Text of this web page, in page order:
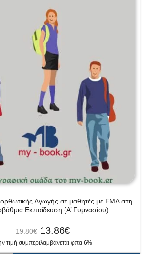
Αγωγής σε μαθητές με ΕΜΔ στη
Εκπαίδευση (Α’ Γυμνασίου)
19.80€ 13.86€
τιμή συμπεριλαμβάνεται φπα 6%